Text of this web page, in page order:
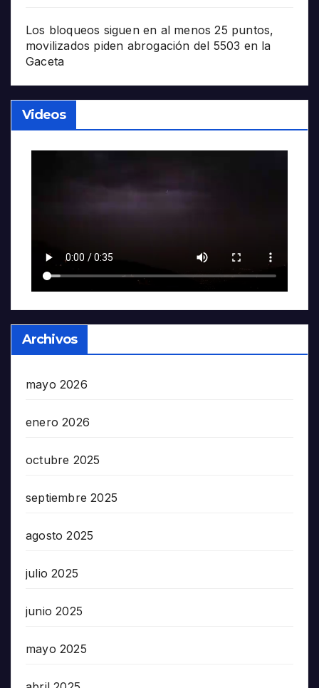
Los bloqueos siguen en al menos 25 puntos,
movilizados piden abrogación del 5503 en la
Gaceta
Videos
Archivos
mayo 2026
enero 2026
octubre 2025
septiembre 2025
agosto 2025
julio 2025
junio 2025
mayo 2025